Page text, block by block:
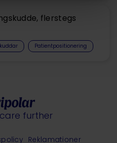
flerstegs
Patientpositionering
further
Reklamationer